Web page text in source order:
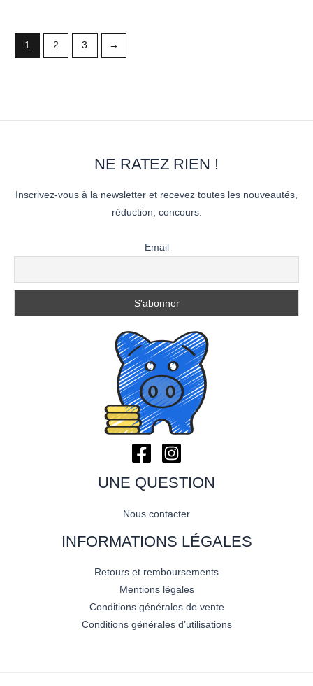
1 2 3 →
NE RATEZ RIEN !
Inscrivez-vous à la newsletter et recevez toutes les nouveautés,
réduction, concours.
Email
UNE QUESTION
Nous contacter
INFORMATIONS LÉGALES
Retours et remboursements
Mentions légales
Conditions générales de vente
Conditions générales d’utilisations